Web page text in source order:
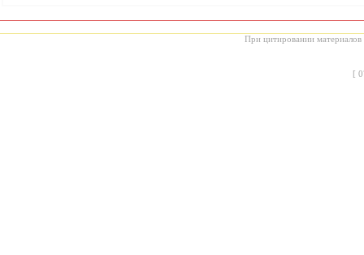
При цитировании материалов
[